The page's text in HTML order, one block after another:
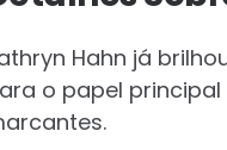
Hahn já
o papel